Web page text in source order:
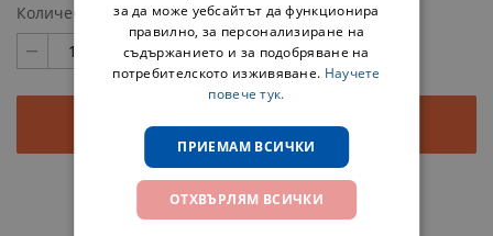
Количество
Добави в количката
Добави в любими
за да може уебсайтът да функционира
правилно, за персонализиране на
съдържанието и за подобряване на
потребителското изживяване. Научете
повече тук.
ПРИЕМАМ ВСИЧКИ
ОТХВЪРЛЯМ ВСИЧКИ